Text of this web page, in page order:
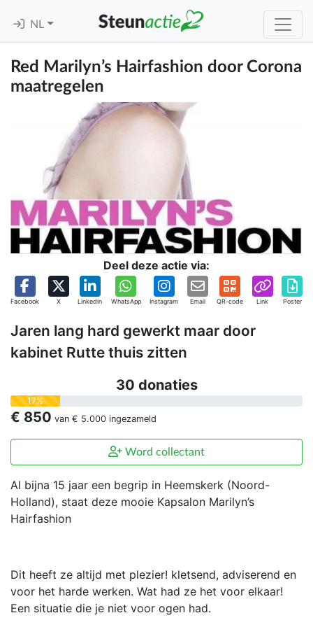
NL
Red Marilyn’s Hairfashion door Corona
maatregelen
Deel deze actie via:
Facebook X Linkedin WhatsApp Instagram Email QR-code Link Poster
Jaren lang hard gewerkt maar door
kabinet Rutte thuis zitten
30 donaties
17%
€ 850 van € 5.000 ingezameld
Word collectant
Al bijna 15 jaar een begrip in Heemskerk (Noord-
Holland), staat deze mooie Kapsalon Marilyn’s
Hairfashion
Dit heeft ze altijd met plezier! kletsend, adviserend en
voor het harde werken. Wat had ze het voor elkaar!
Een situatie die je niet voor ogen had.